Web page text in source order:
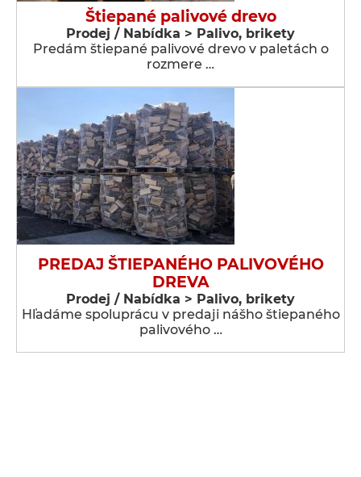
Štiepané palivové drevo
Prodej / Nabídka > Palivo, brikety
Predám štiepané palivové drevo v paletách o
rozmere …
PREDAJ ŠTIEPANÉHO PALIVOVÉHO
DREVA
Prodej / Nabídka > Palivo, brikety
Hľadáme spoluprácu v predaji nášho štiepaného
palivového …